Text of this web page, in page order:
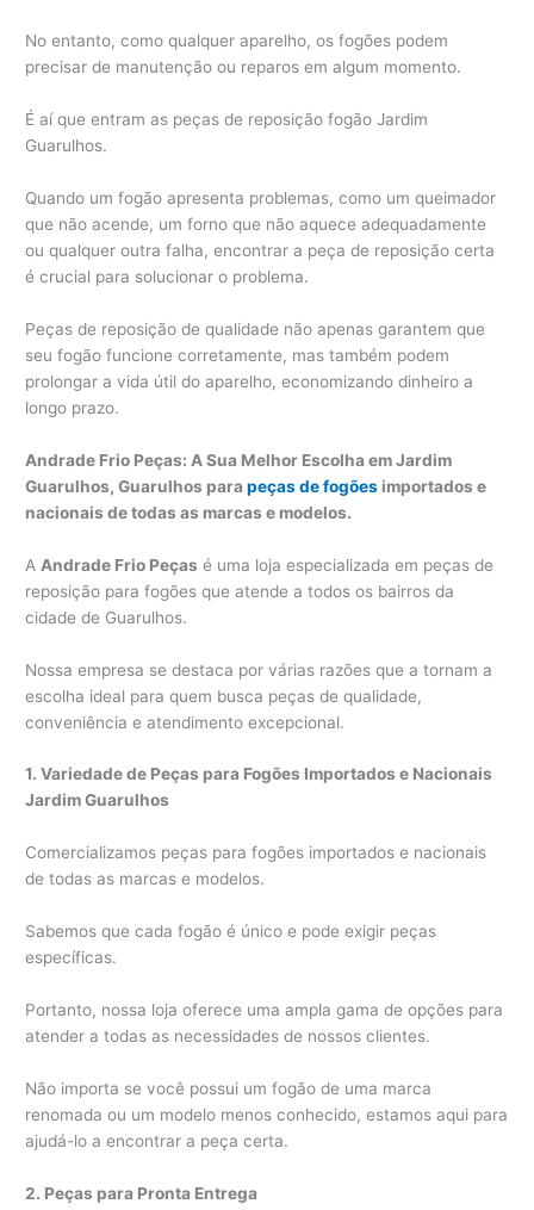
No entanto, como qualquer aparelho, os fogões podem
precisar de manutenção ou reparos em algum momento.
É aí que entram as peças de reposição fogão Jardim
Guarulhos.
Quando um fogão apresenta problemas, como um queimador
que não acende, um forno que não aquece adequadamente
ou qualquer outra falha, encontrar a peça de reposição certa
é crucial para solucionar o problema.
Peças de reposição de qualidade não apenas garantem que
seu fogão funcione corretamente, mas também podem
prolongar a vida útil do aparelho, economizando dinheiro a
longo prazo.
Andrade Frio Peças: A Sua Melhor Escolha em Jardim
Guarulhos, Guarulhos parapeças de fogões importados e
nacionais de todas as marcas e modelos.
A Andrade Frio Peças é uma loja especializada em peças de
reposição para fogões que atende a todos os bairros da
cidade de Guarulhos.
Nossa empresa se destaca por várias razões que a tornam a
escolha ideal para quem busca peças de qualidade,
conveniência e atendimento excepcional.
1. Variedade de Peças para Fogões Importados e Nacionais
Jardim Guarulhos
Comercializamos peças para fogões importados e nacionais
de todas as marcas e modelos.
Sabemos que cada fogão é único e pode exigir peças
específicas.
Portanto, nossa loja oferece uma ampla gama de opções para
atender a todas as necessidades de nossos clientes.
Não importa se você possui um fogão de uma marca
renomada ou um modelo menos conhecido, estamos aqui para
ajudá-lo a encontrar a peça certa.
2. Peças para Pronta Entrega